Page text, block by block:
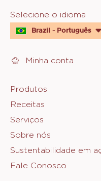
Website
quick
links
Selecione o idioma
Brazil - Português
Minha conta
Footer
Sicao
Produtos
Receitas
Serviços
Sobre nós
Sustentabilidade em
Fale Conosco